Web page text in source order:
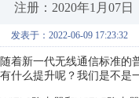
注册：2020年1月07日
发表于：2022-06-09 17:23:32
随着新一代无线通信标准的
有什么提升呢？我们是不是